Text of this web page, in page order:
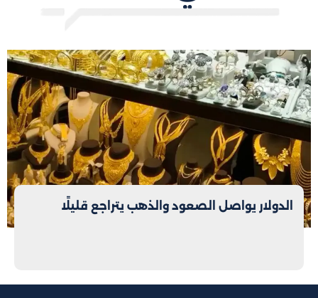
الدولار يواصل الصعود والذهب يتراجع قليلًا